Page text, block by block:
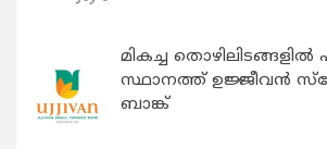
മികച്ച തൊഴിലിടങ്ങളിൽ
സ്ഥാനത്ത് ഉജ്ജീവൻ
ബാങ്ക്